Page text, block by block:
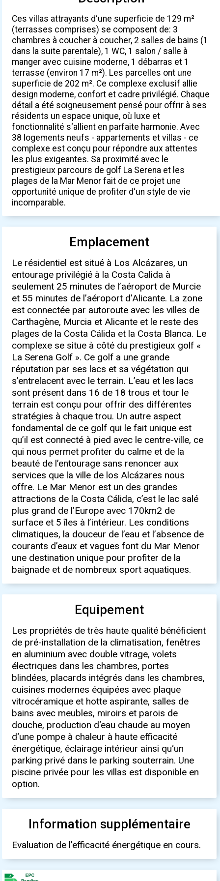
Ces villas attrayants d‘une superficie de 129 m²
(terrasses comprises) se composent de: 3
chambres à coucher à coucher, 2 salles de bains (1
dans la suite parentale), 1 WC, 1 salon / salle à
manger avec cuisine moderne, 1 débarras et 1
terrasse (environ 17 m²). Les parcelles ont une
superficie de 202 m². Ce complexe exclusif allie
design moderne, confort et cadre privilégié. Chaque
détail a été soigneusement pensé pour offrir à ses
résidents un espace unique, où luxe et
fonctionnalité s‘allient en parfaite harmonie. Avec
38 logements neufs - appartements et villas - ce
complexe est conçu pour répondre aux attentes
les plus exigeantes. Sa proximité avec le
prestigieux parcours de golf La Serena et les
plages de la Mar Menor fait de ce projet une
opportunité unique de profiter d‘un style de vie
incomparable.
Emplacement
Le résidentiel est situé à Los Alcázares, un
entourage privilégié à la Costa Calida à
seulement 25 minutes de l’aéroport de Murcie
et 55 minutes de l’aéroport d’Alicante. La zone
est connectée par autoroute avec les villes de
Carthagène, Murcia et Alicante et le reste des
plages de la Costa Cálida et la Costa Blanca. Le
complexe se situe à côté du prestigieux golf «
La Serena Golf ». Ce golf a une grande
réputation par ses lacs et sa végétation qui
s’entrelacent avec le terrain. L’eau et les lacs
sont présent dans 16 de 18 trous et tour le
terrain est conçu pour offrir des différentes
stratégies à chaque trou. Un autre aspect
fondamental de ce golf qui le fait unique est
qu’il est connecté à pied avec le centre-ville, ce
qui nous permet profiter du calme et de la
beauté de l’entourage sans renoncer aux
services que la ville de los Alcázares nous
offre. Le Mar Menor est un des grandes
attractions de la Costa Cálida, c’est le lac salé
plus grand de l’Europe avec 170km2 de
surface et 5 îles à l’intérieur. Les conditions
climatiques, la douceur de l’eau et l’absence de
courants d’eaux et vagues font du Mar Menor
une destination unique pour profiter de la
baignade et de nombreux sport aquatiques.
Equipement
Les propriétés de très haute qualité bénéficient
de pré-installation de la climatisation, fenêtres
en aluminium avec double vitrage, volets
électriques dans les chambres, portes
blindées, placards intégrés dans les chambres,
cuisines modernes équipées avec plaque
vitrocéramique et hotte aspirante, salles de
bains avec meubles, miroirs et parois de
douche, production d‘eau chaude au moyen
d‘une pompe à chaleur à haute efficacité
énergétique, éclairage intérieur ainsi qu‘un
parking privé dans le parking souterrain. Une
piscine privée pour les villas est disponible en
option.
Information supplémentaire
Evaluation de l’efficacité énergétique en cours.